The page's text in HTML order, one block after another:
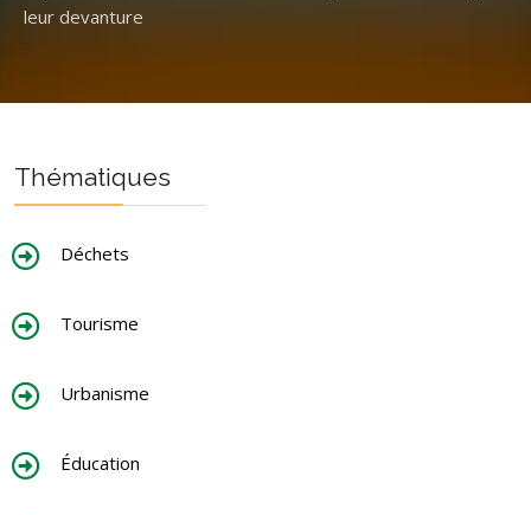
leur devanture
Thématiques
Déchets
Tourisme
Urbanisme
Éducation